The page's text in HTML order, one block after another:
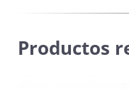
Productos